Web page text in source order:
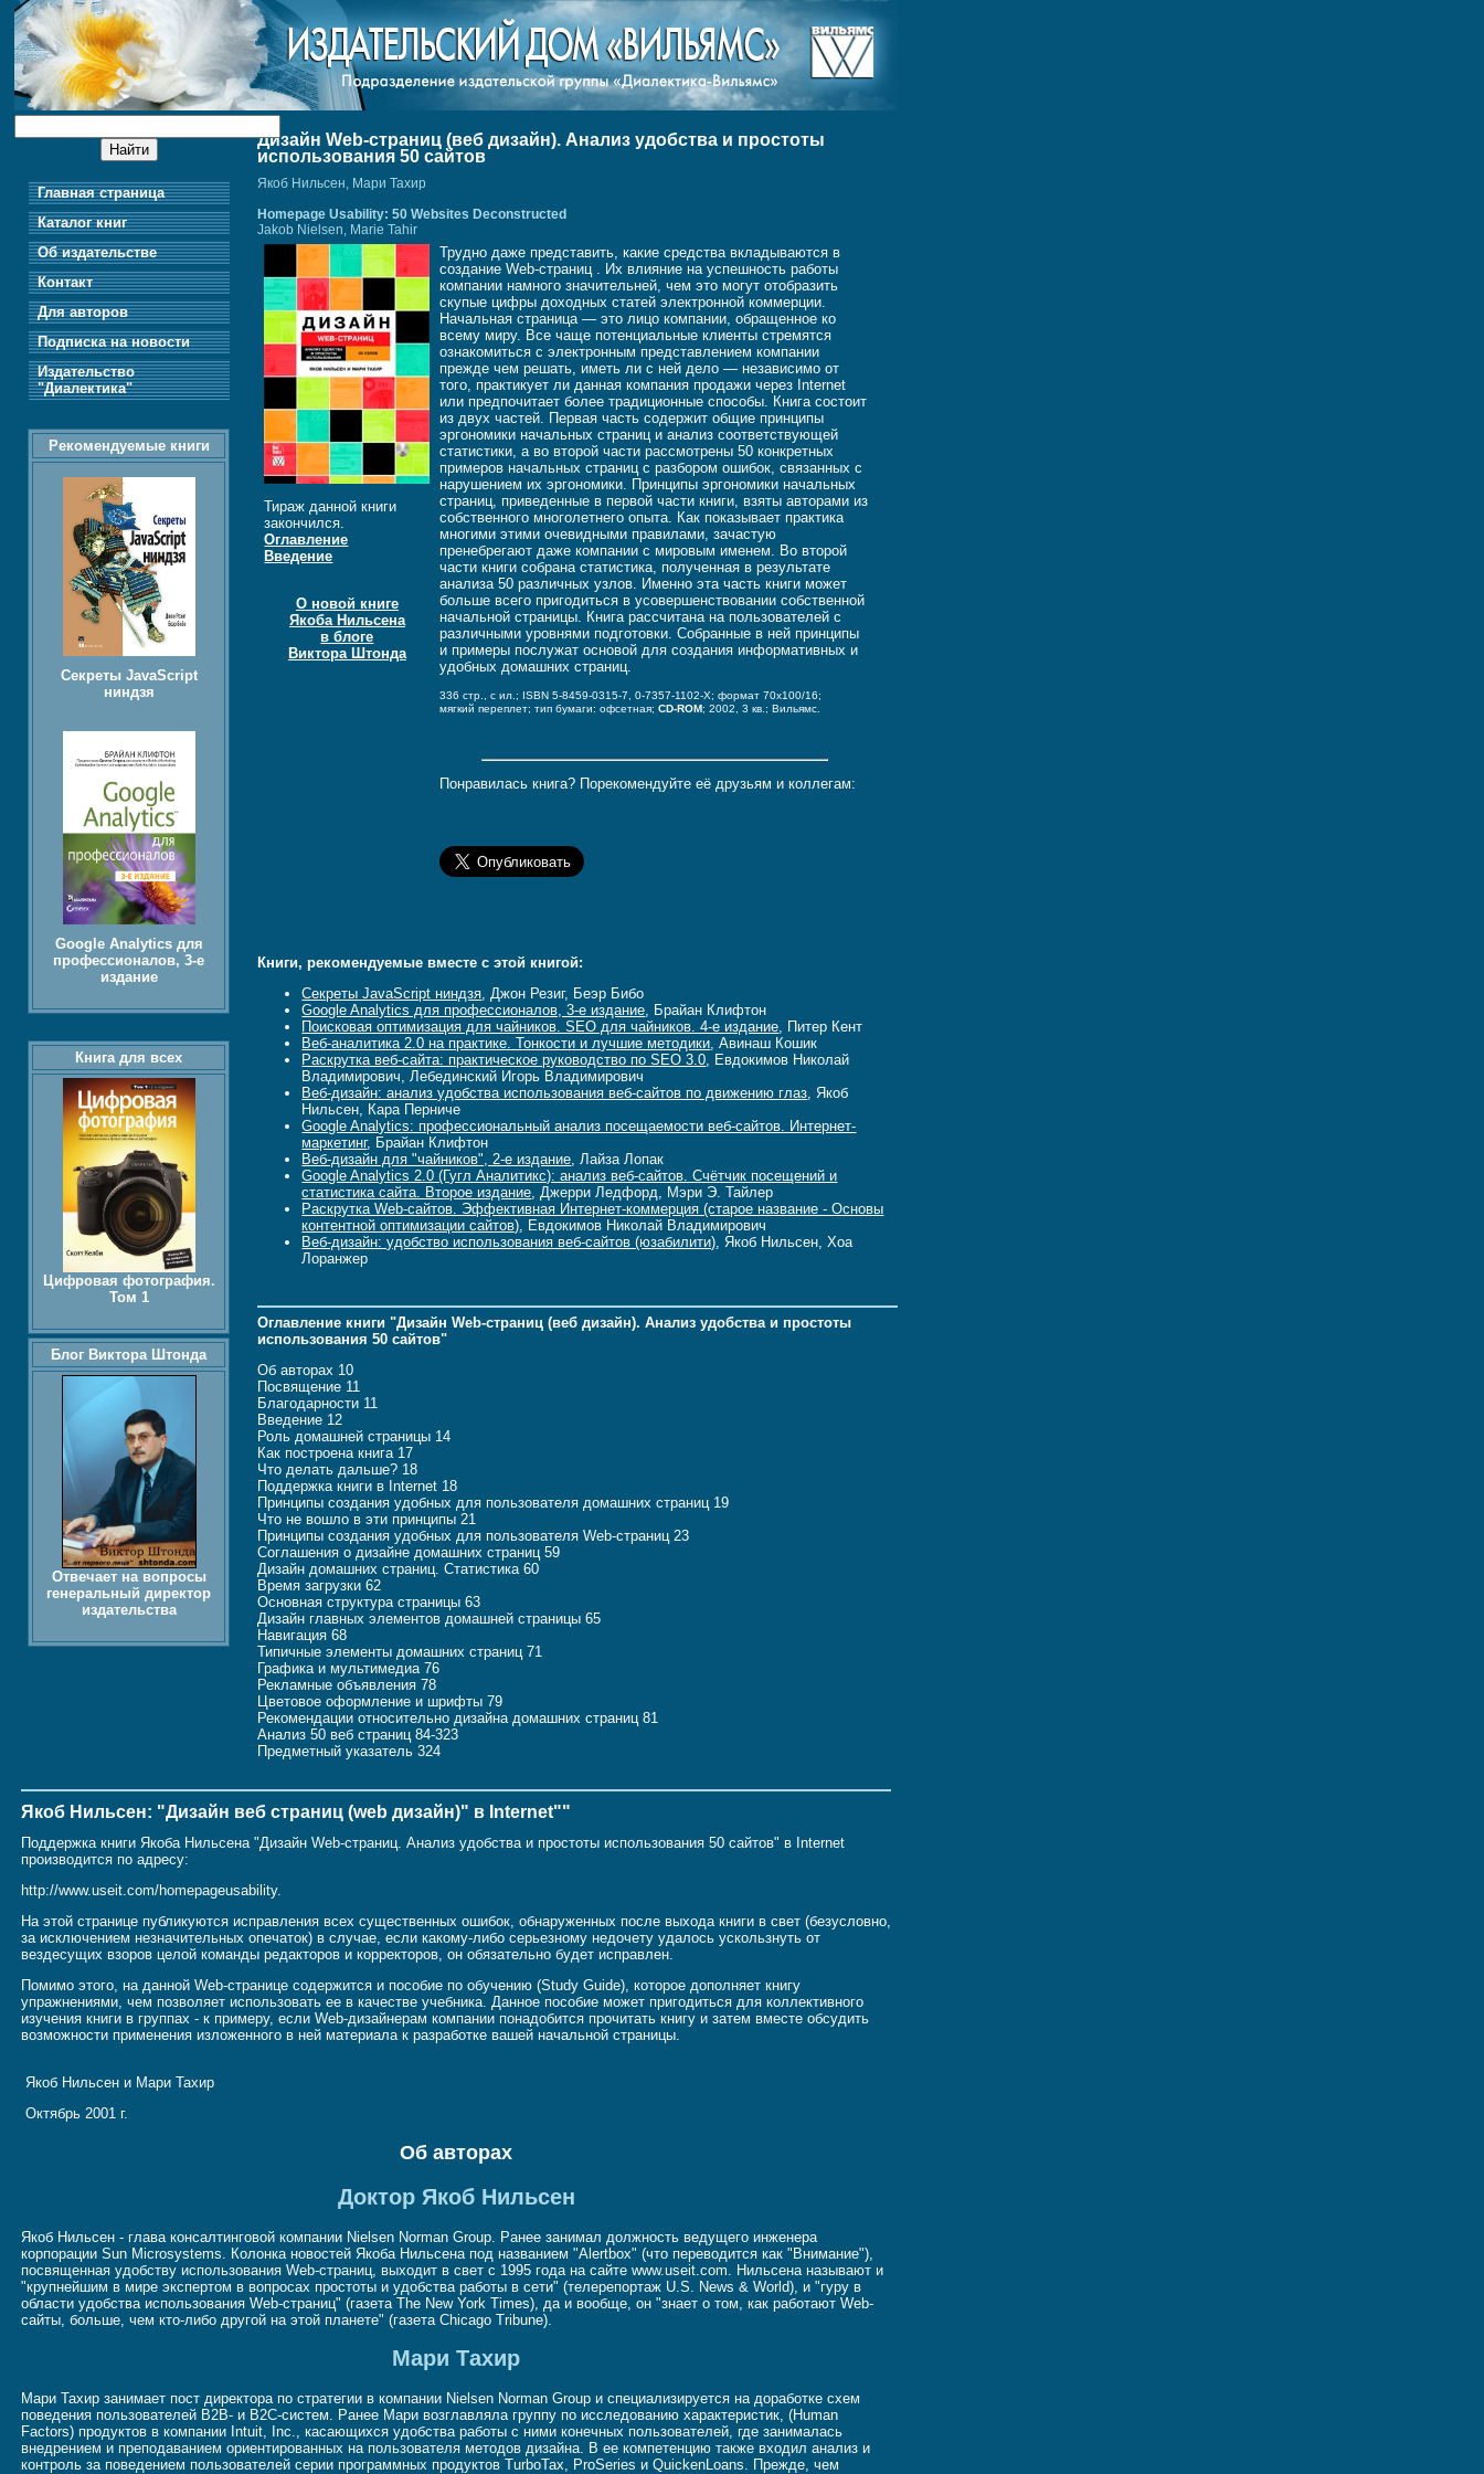
Дизайн Web-страниц (веб дизайн). Анализ удобства и простоты
использования 50 сайтов
Якоб Нильсен, Мари Тахир
Homepage Usability: 50 Websites Deconstructed
Jakob Nielsen, Marie Tahir
Тираж данной книги
закончился.
Оглавление
Введение
О новой книге
Якоба Нильсена
в блоге
Виктора Штонда
Трудно даже представить, какие средства вкладываются в
создание Web-страниц . Их влияние на успешность работы
компании намного значительней, чем это могут отобразить
скупые цифры доходных статей электронной коммерции.
Начальная страница — это лицо компании, обращенное ко
всему миру. Все чаще потенциальные клиенты стремятся
ознакомиться с электронным представлением компании
прежде чем решать, иметь ли с ней дело — независимо от
того, практикует ли данная компания продажи через Internet
или предпочитает более традиционные способы. Книга состоит
из двух частей. Первая часть содержит общие принципы
эргономики начальных страниц и анализ соответствующей
статистики, а во второй части рассмотрены 50 конкретных
примеров начальных страниц с разбором ошибок, связанных с
нарушением их эргономики. Принципы эргономики начальных
страниц, приведенные в первой части книги, взяты авторами из
собственного многолетнего опыта. Как показывает практика
многими этими очевидными правилами, зачастую
пренебрегают даже компании с мировым именем. Во второй
части книги собрана статистика, полученная в результате
анализа 50 различных узлов. Именно эта часть книги может
больше всего пригодиться в усовершенствовании собственной
начальной страницы. Книга рассчитана на пользователей с
различными уровнями подготовки. Собранные в ней принципы
и примеры послужат основой для создания информативных и
удобных домашних страниц.
336 стр., с ил.; ISBN 5-8459-0315-7, 0-7357-1102-X;формат 70x100/16;
мягкий переплет;тип бумаги: офсетная;CD-ROM;2002, 3 кв.; Вильямс.
Понравилась книга? Порекомендуйте её друзьям и коллегам:
Книги, рекомендуемые вместе с этой книгой:
Секреты JavaScript ниндзя, Джон Резиг, Беэр Бибо
Google Analytics для профессионалов, 3-е издание, Брайан Клифтон
Поисковая оптимизация для чайников. SEO для чайников. 4-е издание, Питер Кент
Веб-аналитика 2.0 на практике. Тонкости и лучшие методики, Авинаш Кошик
Раскрутка веб-сайта: практическое руководство по SEO 3.0, Евдокимов Николай
Владимирович, Лебединский Игорь Владимирович
Веб-дизайн: анализ удобства использования веб-сайтов по движению глаз, Якоб
Нильсен, Кара Перниче
Google Analytics: профессиональный анализ посещаемости веб-сайтов. Интернет-
маркетинг, Брайан Клифтон
Веб-дизайн для "чайников", 2-е издание, Лайза Лопак
Google Analytics 2.0 (Гугл Аналитикс): анализ веб-сайтов. Счётчик посещений и
статистика сайта. Второе издание, Джерри Ледфорд, Мэри Э. Тайлер
Раскрутка Web-сайтов. Эффективная Интернет-коммерция (старое название - Основы
контентной оптимизации сайтов), Евдокимов Николай Владимирович
Веб-дизайн: удобство использования веб-сайтов (юзабилити), Якоб Нильсен, Хоа
Лоранжер
Оглавление книги "Дизайн Web-страниц (веб дизайн). Анализ удобства и простоты
использования 50 сайтов"
Об авторах 10
Посвящение 11
Благодарности 11
Введение 12
Роль домашней страницы 14
Как построена книга 17
Что делать дальше? 18
Поддержка книги в Internet 18
Принципы создания удобных для пользователя домашних страниц 19
Что не вошло в эти принципы 21
Принципы создания удобных для пользователя Web-страниц 23
Соглашения о дизайне домашних страниц 59
Дизайн домашних страниц. Статистика 60
Время загрузки 62
Основная структура страницы 63
Дизайн главных элементов домашней страницы 65
Навигация 68
Типичные элементы домашних страниц 71
Графика и мультимедиа 76
Рекламные объявления 78
Цветовое оформление и шрифты 79
Рекомендации относительно дизайна домашних страниц 81
Анализ 50 веб страниц 84-323
Предметный указатель 324
Главная страница
Каталог книг
Об издательстве
Контакт
Для авторов
Подписка на новости
Издательство
"Диалектика"
Рекомендуемые книги
Секреты JavaScript
ниндзя
Google Analytics для
профессионалов, 3-е
издание
Книга для всех
Цифровая фотография.
Том 1
Блог Виктора Штонда
Отвечает на вопросы
генеральный директор
издательства
Якоб Нильсен: "Дизайн веб страниц (web дизайн)" в Internet""
Поддержка книги Якоба Нильсена "Дизайн Web-страниц. Анализ удобства и простоты использования 50 сайтов" в Internet
производится по адресу:
http://www.useit.com/homepageusability.
На этой странице публикуются исправления всех существенных ошибок, обнаруженных после выхода книги в свет (безусловно,
за исключением незначительных опечаток) в случае, если какому-либо серьезному недочету удалось ускользнуть от
вездесущих взоров целой команды редакторов и корректоров, он обязательно будет исправлен.
Помимо этого, на данной Web-странице содержится и пособие по обучению (Study Guide), которое дополняет книгу
упражнениями, чем позволяет использовать ее в качестве учебника. Данное пособие может пригодиться для коллективного
изучения книги в группах - к примеру, если Web-дизайнерам компании понадобится прочитать книгу и затем вместе обсудить
возможности применения изложенного в ней материала к разработке вашей начальной страницы.
Якоб Нильсен и Мари Тахир
Октябрь 2001 г.
Об авторах
Доктор Якоб Нильсен
Якоб Нильсен - глава консалтинговой компании Nielsen Norman Group. Ранее занимал должность ведущего инженера
корпорации Sun Microsystems. Колонка новостей Якоба Нильсена под названием "Alertbox" (что переводится как "Внимание"),
посвященная удобству использования Web-страниц, выходит в свет с 1995 года на сайте www.useit.com. Нильсена называют и
"крупнейшим в мире экспертом в вопросах простоты и удобства работы в сети" (телерепортаж U.S. News & World), и "гуру в
области удобства использования Web-страниц" (газета The New York Times), да и вообще, он "знает о том, как работают Web-
сайты, больше, чем кто-либо другой на этой планете" (газета Chicago Tribune).
Мари Тахир
Мари Тахир занимает пост директора по стратегии в компании Nielsen Norman Group и специализируется на доработке схем
поведения пользователей B2B- и B2C-систем. Ранее Мари возглавляла группу по исследованию характеристик, (Human
Factors) продуктов в компании Intuit, Inc., касающихся удобства работы с ними конечных пользователей, где занималась
внедрением и преподаванием ориентированных на пользователя методов дизайна. В ее компетенцию также входил анализ и
контроль за поведением пользователей серии программных продуктов TurboTax, ProSeries и QuickenLoans. Прежде, чем